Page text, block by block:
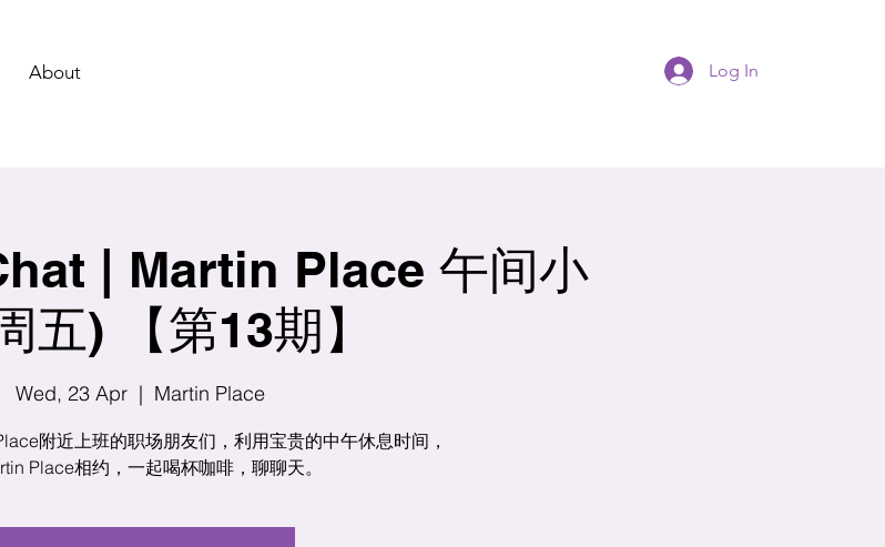
About Log In
| Martin Place 午间小
五) 【第13期】
Wed, 23 Apr
  |
Martin Place
附近上班的职场朋友们，利用宝贵的中午休息时间，
Place相约，一起喝杯咖啡，聊聊天。